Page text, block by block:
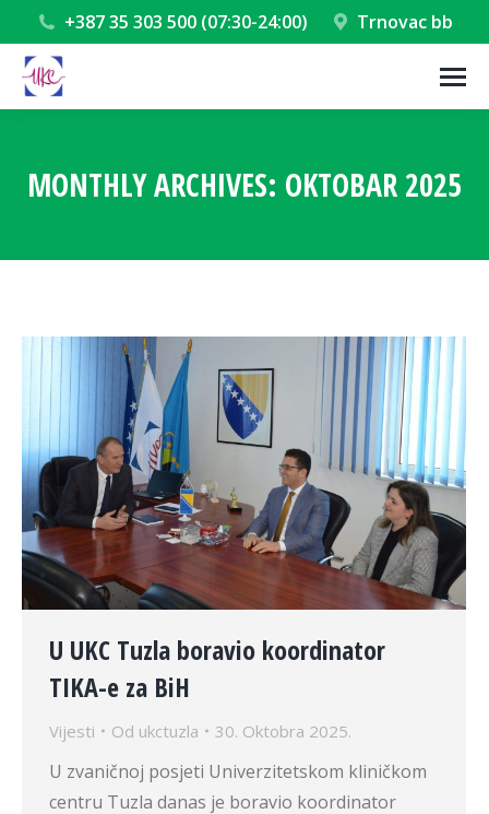
+387 35 303 500 (07:30-24:00) Trnovac bb
MONTHLY ARCHIVES: OKTOBAR 2025
U UKC Tuzla boravio koordinator
TIKA-e za BiH
Vijesti Od ukctuzla 30. Oktobra 2025.
U zvaničnoj posjeti Univerzitetskom kliničkom
centru Tuzla danas je boravio koordinator